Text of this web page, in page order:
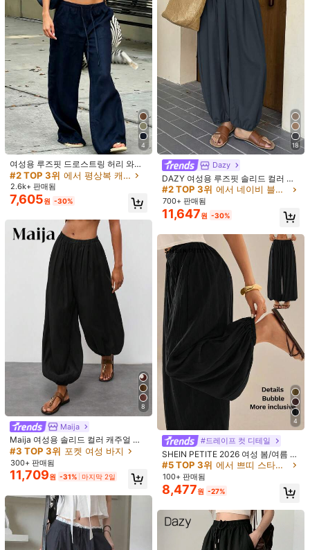
1/7
10,190 20,190원
Easelle 여성용 보헤미안 루즈 팔라초 팬츠 4.20 (
US
(XS) (S) (M) 8/10(L)
사이즈 안내
고객님의 사이즈가 아닌가요? 말해주세요
배송지 South Korea
무료 배송
예상 배송: 2-5 영업일
무료 반품
안전한 결제 · 개인정보 보호
SHEIN에서 판매됨
4
여성용 루즈핏 드로스트링 허리 와이
드 레그 팬츠, 가볍고 통기성 있는 캐
주얼 바지, 여름, 올드머니
#2 TOP 3위 에서 평상복 캐주얼 바지
2.6k+ 판매됨
7,605원 -30%
8
Maija
Maija 여성용 솔리드 컬러 캐주얼 팬
츠
#3 TOP 3위 포켓 여성 바지
300+ 판매됨
11,709원 -31% 마지막 2일
18
Dazy
DAZY 여성용 루즈핏 솔리드 컬러 랜
턴 팬츠, 여름용 캐주얼 크롭 팬츠
#2 TOP 3위 에서 네이비 블루 캐주얼 바지
700+ 판매됨
11,647원 -30%
4
#드레이프 컷 디테일
SHEIN PETITE 2026 여성 봄/여름 리
조트 컬렉션: 우아한 올리브 그린 루즈
핏 벨보텀 팬츠.
#5 TOP 3위 에서 쁘띠 스타일 여성 하의
거의 매진!
#5 TOP 3위 에서 쁘띠 스타일 여성 하의
거의 매진!
#5 TOP 3위 에서 쁘띠 스타일 여성 하의
거의 매진!
#5 TOP 3위
거의 매진!
100+ 판매됨
8,477원 -27%